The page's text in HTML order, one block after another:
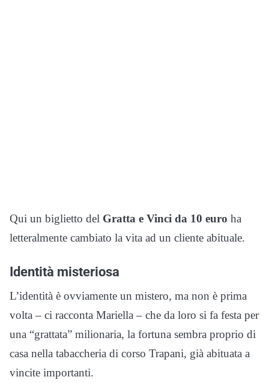
Qui un biglietto del Gratta e Vinci da 10 euro ha
letteralmente cambiato la vita ad un cliente abituale.
Identità misteriosa
L’identità è ovviamente un mistero, ma non è prima
volta – ci racconta Mariella – che da loro si fa festa per
una “grattata” milionaria, la fortuna sembra proprio di
casa nella tabaccheria di corso Trapani, già abituata a
vincite importanti.